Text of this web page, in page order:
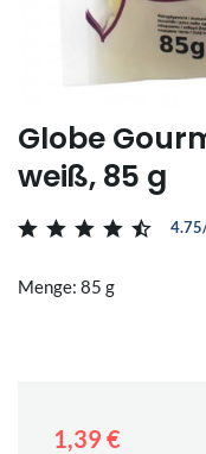
Globe
weiß, 85 g
Menge: 85 g
1,39 €